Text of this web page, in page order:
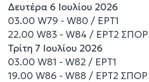
Δευτέρα 6 Ιουλίου 2026
03.00 W79 - W80 / ΕΡΤ1
22.00 W83 - W84 / ΕΡΤ2 ΣΠΟΡ
Τρίτη 7 Ιουλίου 2026
03.00 W81 - W82 / ΕΡΤ1
19.00 W86 - W88 / ΕΡΤ2 ΣΠΟΡ